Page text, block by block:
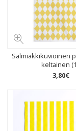
Salmiakkikuvioinen
keltainen
3,80€